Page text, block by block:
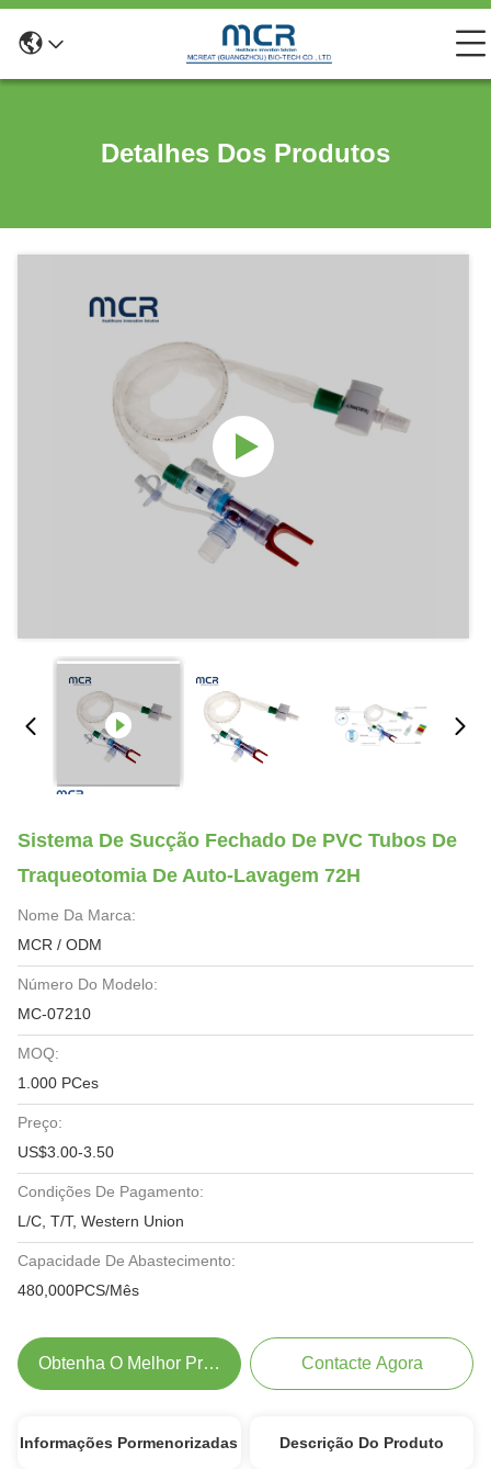
Detalhes Dos Produtos
Sistema De Sucção Fechado De PVC Tubos De
Traqueotomia De Auto-Lavagem 72H
Nome Da Marca:
MCR / ODM
Número Do Modelo:
MC-07210
MOQ:
1.000 PCes
Preço:
US$3.00-3.50
Condições De Pagamento:
L/C, T/T, Western Union
Capacidade De Abastecimento:
480,000PCS/Mês
Obtenha O Melhor Preço Contacte Agora
Informações Pormenorizadas Descrição Do Produto